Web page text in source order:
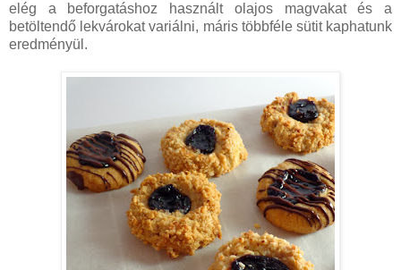
elég a beforgatáshoz használt olajos magvakat és a
betöltendő lekvárokat variálni, máris többféle sütit kaphatunk
eredményül.